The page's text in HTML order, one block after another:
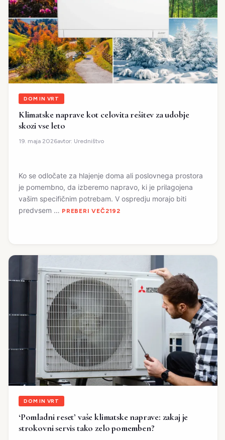
DOM IN VRT
Klimatske naprave kot celovita rešitev za udobje
skozi vse leto
19. maja 2026avtor: Uredništvo
Ko se odločate za hlajenje doma ali poslovnega prostora
je pomembno, da izberemo napravo, ki je prilagojena
vašim specifičnim potrebam. V ospredju morajo biti
predvsem … PREBERI VEČ
DOM IN VRT
‘Pomladni reset’ vaše klimatske naprave: zakaj je
strokovni servis tako zelo pomemben?